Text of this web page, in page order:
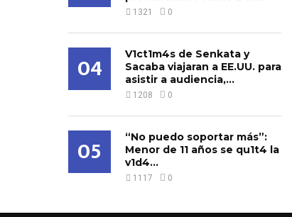
1321 0
04
V1ct1m4s de Senkata y
Sacaba viajaran a EE.UU. para
asistir a audiencia,...
1208 0
05
“No puedo soportar más”:
Menor de 11 años se qu1t4 la
v1d4...
1117 0